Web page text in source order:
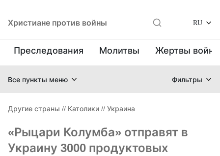
Христиане против войны RU
Преследования Молитвы Жертвы
Все пункты меню Фильтры
Другие страны // Католики // Украина
«Рыцари Колумба» отправят в
Украину 3000 продуктовых